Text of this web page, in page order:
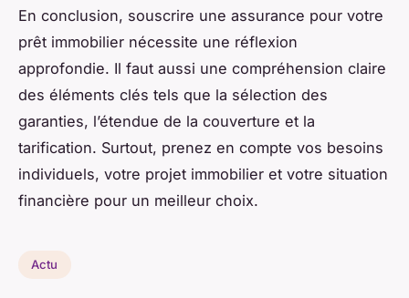
En conclusion, souscrire une assurance pour votre
prêt immobilier nécessite une réflexion
approfondie. Il faut aussi une compréhension claire
des éléments clés tels que la sélection des
garanties, l’étendue de la couverture et la
tarification. Surtout, prenez en compte vos besoins
individuels, votre projet immobilier et votre situation
financière pour un meilleur choix.
Actu